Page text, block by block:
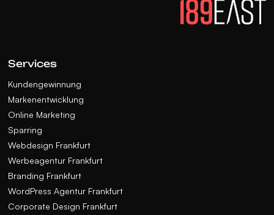
Services
Kundengewinnung
Markenentwicklung
Online Marketing
Sparring
Webdesign Frankfurt
Werbeagentur Frankfurt
Branding Frankfurt
WordPress Agentur Frankfurt
Corporate Design Frankfurt